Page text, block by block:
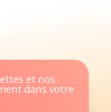
et nos
dans votre